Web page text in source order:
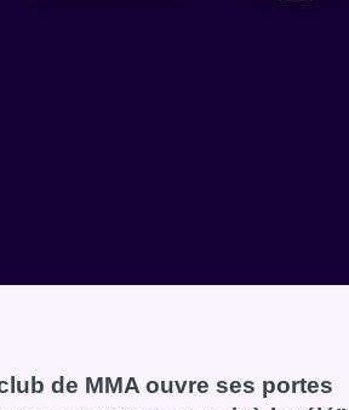
de MMA ouvre ses portes